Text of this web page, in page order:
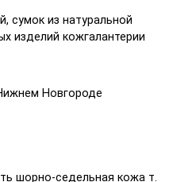
сумок из натуральной
изделий кожгалантерии
Новгороде
шорно-седельная кожа т.